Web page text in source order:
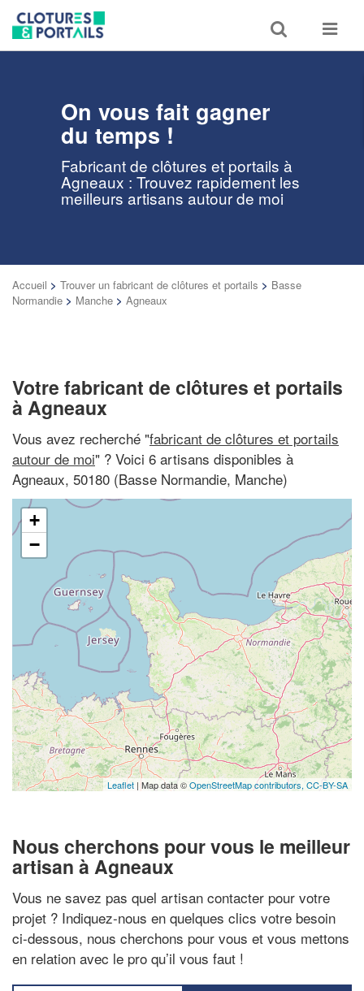
Toggle
search
Toggle
On vous fait gagner
du temps !
Fabricant de clôtures et portails à
Agneaux : Trouvez rapidement les
meilleurs artisans autour de moi
Accueil > Trouver un fabricant de clôtures et portails > Basse
Normandie > Manche > Agneaux
Votre fabricant de clôtures et portails
à Agneaux
Vous avez recherché "fabricant de clôtures et portails
autour de moi" ? Voici 6 artisans disponibles à
Agneaux, 50180 (Basse Normandie, Manche)
+
−
Leaflet | Map data ©OpenStreetMap contributors, CC-BY-SA
Nous cherchons pour vous le meilleur
artisan à Agneaux
Vous ne savez pas quel artisan contacter pour votre
projet ? Indiquez-nous en quelques clics votre besoin
ci-dessous, nous cherchons pour vous et vous mettons
en relation avec le pro qu’il vous faut !